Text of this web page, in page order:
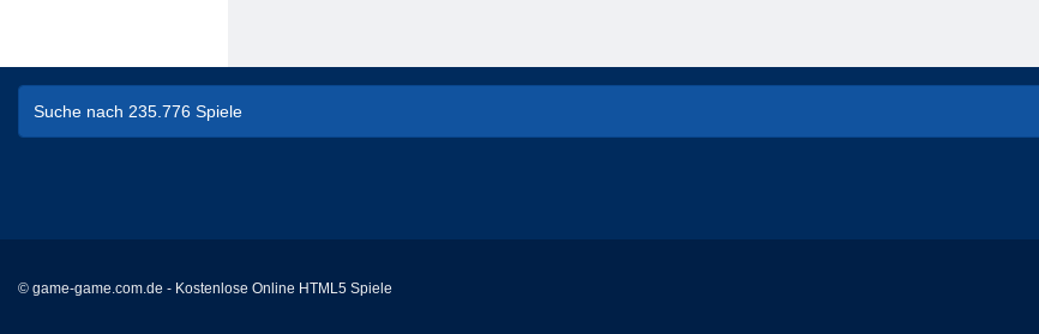
© game-game.com.de - Kostenlose Online HTML5 Spiele